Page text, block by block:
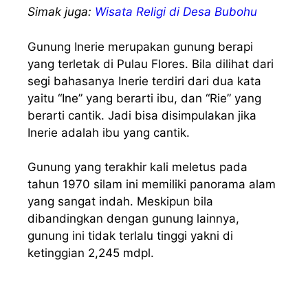
Simak juga: Wisata Religi di Desa Bubohu
Gunung Inerie merupakan gunung berapi
yang terletak di Pulau Flores. Bila dilihat dari
segi bahasanya Inerie terdiri dari dua kata
yaitu “Ine” yang berarti ibu, dan “Rie” yang
berarti cantik. Jadi bisa disimpulakan jika
Inerie adalah ibu yang cantik.
Gunung yang terakhir kali meletus pada
tahun 1970 silam ini memiliki panorama alam
yang sangat indah. Meskipun bila
dibandingkan dengan gunung lainnya,
gunung ini tidak terlalu tinggi yakni di
ketinggian 2,245 mdpl.